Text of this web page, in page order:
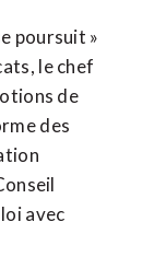
poursuit »
le chef
de
des
avec